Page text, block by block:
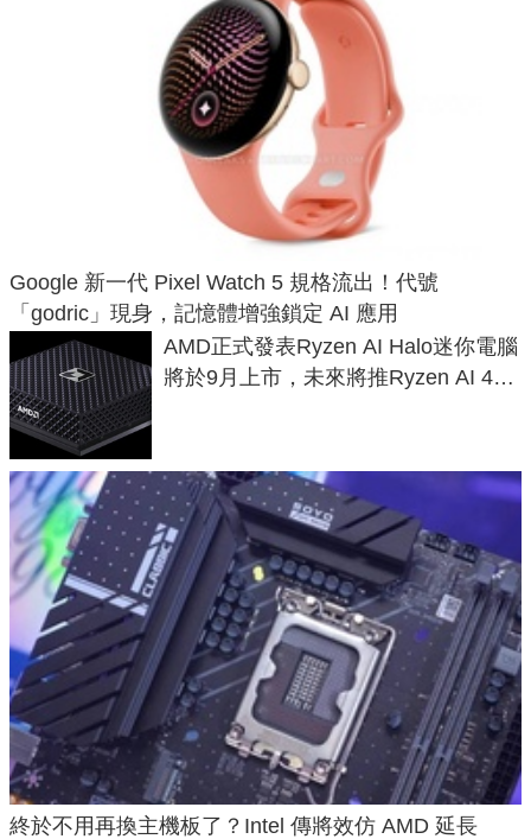
Google 新一代 Pixel Watch 5 規格流出！代號
「godric」現身，記憶體增強鎖定 AI 應用
AMD正式發表Ryzen AI Halo迷你電腦
將於9月上市，未來將推Ryzen AI 400
終於不用再換主機板了？Intel 傳將效仿 AMD 延長